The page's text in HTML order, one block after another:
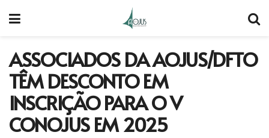
ASSOCIADOS DA AOJUS/DFTO
TÊM DESCONTO EM
INSCRIÇÃO PARA O V
CONOJUS EM 2025